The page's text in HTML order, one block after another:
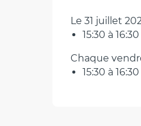
Le 31 juillet
15:30 à 16:30
Chaque
15:30 à 16:30